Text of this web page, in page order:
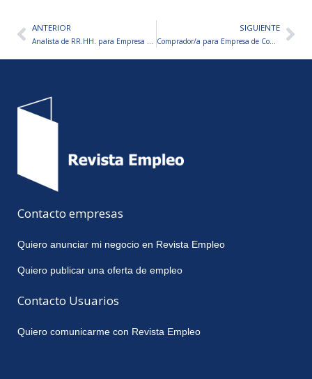
AntANTERIOR
Analista de RR.HH. para Empresa de Productos Descartables
SIGUIENTE
Comprador/a para Empresa de Comercio Exterior
Contacto empresas
Quiero anunciar mi negocio en Revista Empleo
Quiero publicar una oferta de empleo
Contacto Usuarios
Quiero comunicarme con Revista Empleo